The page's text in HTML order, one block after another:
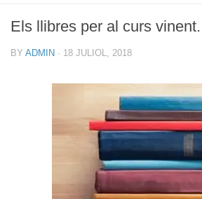
Els llibres per al curs vinent.
BY ADMIN · 18 JULIOL, 2018